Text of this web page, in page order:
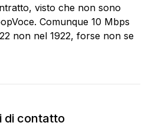
visto che non sono
Comunque 10 Mbps
non nel 1922, forse non se
di contatto